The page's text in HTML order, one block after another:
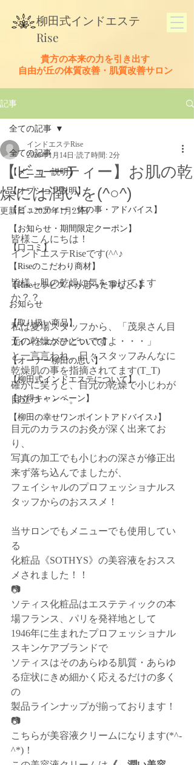
貴方の本来の力を引き出す
​自由が丘の体質改善・肌質改善サロン
​柳田式インドエステ
Rise
記事
全ての記事
【メニュー説明】
【オプション説明】
【ビューティー・体の事・アドバイス】
【お知らせ・期間限定クーポン】
【口コミ】
【Riseのこだわり商材】
【Riseセラピストが思った事など♪】
お知らせ
【取り扱い商品】
【インドエステについて】
【オーナー柳田の思い】
【柳田式インドエステについて】
【お得キャンペーン】
【柳田の幸せワンポイントアドバイス♪】
全ての記事
【ビューティー】お肌の乾
燥には潤いを(^○^)
インドエステRise
2020年1月14日 読了時間: 2分
更新日：2020年1月23日
皆様こんにちは！
インドエステRiseです(^^♪
皆様、肌の乾燥に気をつけてます
か？？
私は夏場スタッフから、「茂泉さん目
元の乾燥がひどいですよ・・・」
と一言言われ、日々スタッフみんなに
乾燥肌の事を指摘されてます(T_T)
確かに笑うと、目元の乾燥で小じわが
目立つ・・・。
目元のカラスのお灸が深く出来てお
り、
写真の加工でも小じわの深さが修正出
来ず落ち込んでましたが、
フェイシャルのプロフェッショナルス
タッフからのおススメ！
当サロンでもメニューでも使用してい
る
化粧品《SOTHYS》の美容液をおスス
メされました！！
📷
ソティス化粧品はエステティックの本
場フランス、パリを発祥地として
1946年に生まれたプロフェッショナル
スキンケアブランドで
ソティスはそのあらゆる肌質・あらゆ
る症状にきめ細かく応えるだけの多く
の
製品ラインナップが揃っております！
📷
こちらが美容液クリームになります(*^-
^*)！